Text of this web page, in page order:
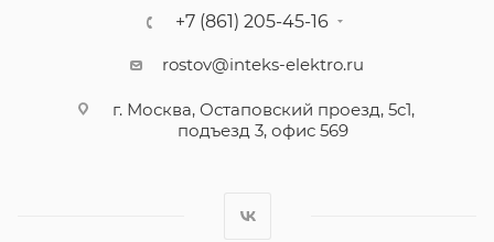
+7 (861) 205-45-16
rostov@inteks-elektro.ru
г. Москва, Остаповский проезд, 5с1,
подъезд 3, офис 569